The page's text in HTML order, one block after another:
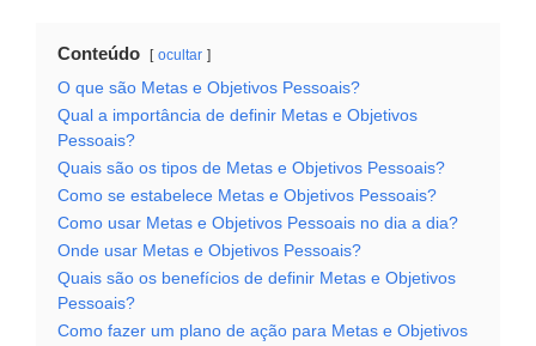
Conteúdo ocultar
O que são Metas e Objetivos Pessoais?
Qual a importância de definir Metas e Objetivos
Pessoais?
Quais são os tipos de Metas e Objetivos Pessoais?
Como se estabelece Metas e Objetivos Pessoais?
Como usar Metas e Objetivos Pessoais no dia a dia?
Onde usar Metas e Objetivos Pessoais?
Quais são os benefícios de definir Metas e Objetivos
Pessoais?
Como fazer um plano de ação para Metas e Objetivos